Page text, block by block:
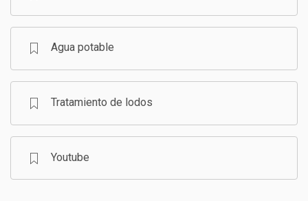
Agua potable
Tratamiento de lodos
Youtube